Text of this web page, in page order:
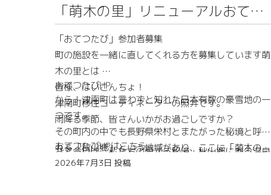
「萌木の里」リニューアルおてつ
たび募集！
「おてつたび」参加者募集
町の施設を一緒に直してくれる方を募集しています萌
木の里とは
皆様、はいこんちょ！
津南町移住コーディネーターの照井です。
雨降る季節、皆さんいかがお過ごしですか？
さて今日は、私たちの愛する秘境・秋山郷にある温泉
宿「萌木の里」を、みんなの手でピカピカに生まれ変
おてつたびHP
から！津南町は言わずと知れた日本有数の豪雪地の一
つです。
その町内の中でも長野県栄村とまたがった秘境と呼ば
れる「秋山郷」という地域があり、ここに「萌木の
里」はあります。
おてつたびHPはこちら
2026年7月3日 投稿